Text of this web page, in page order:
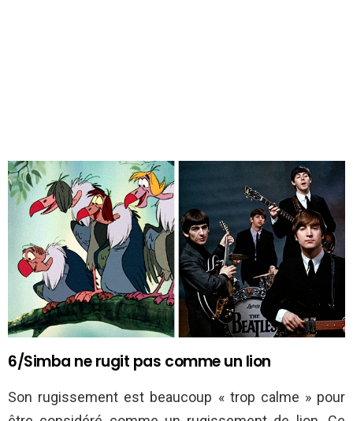
6/Simba ne rugit pas comme un lion
Son rugissement est beaucoup « trop calme » pour